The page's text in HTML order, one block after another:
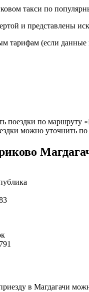
такси по
и представлены
тарифам (если данные
поездки по маршруту
можно уточнить по
в Магдагачи